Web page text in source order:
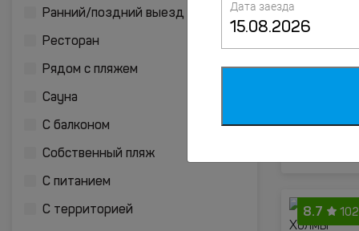
Ранний/поздний выезд
Ресторан
Рядом с пляжем
Сауна
С балконом
Собственный пляж
С питанием
С территорией
8
8.7
Дата заезда